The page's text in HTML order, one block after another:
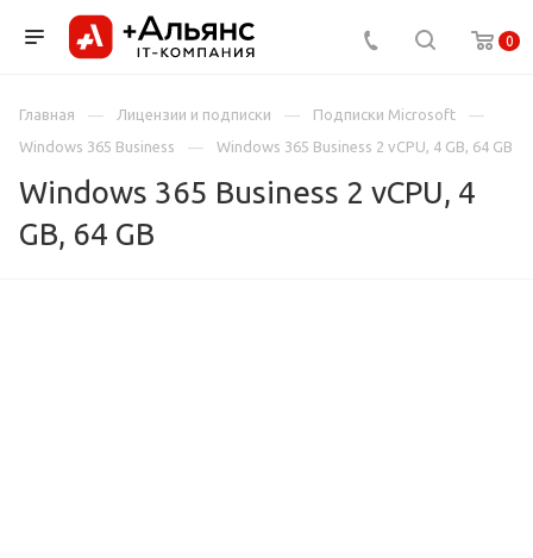
0
Главная Лицензии и подписки
Подписки Microsoft
Windows 365 Business
Windows 365 Business 2 vCPU, 4 GB, 64 GB
Windows 365 Business 2 vCPU, 4
GB, 64 GB